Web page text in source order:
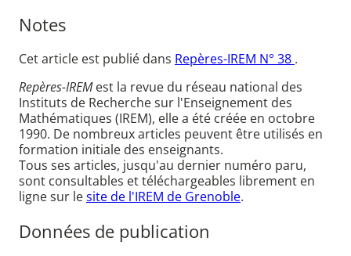
Notes
Cet article est publié dans Repères-IREM N° 38 .
Repères-IREMest la revue du réseau national des
Instituts de Recherche sur l'Enseignement des
Mathématiques (IREM), elle a été créée en octobre
1990. De nombreux articles peuvent être utilisés en
formation initiale des enseignants.
Tous ses articles, jusqu'au dernier numéro paru,
sont consultables et téléchargeables librement en
ligne sur lesite de l'IREM de Grenoble.
Données de publication